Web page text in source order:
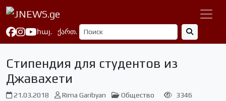
հայ. ქართ.
Стипендия для студентов из
Джавахети
21.03.2018 Rima Garibyan Общество 3346